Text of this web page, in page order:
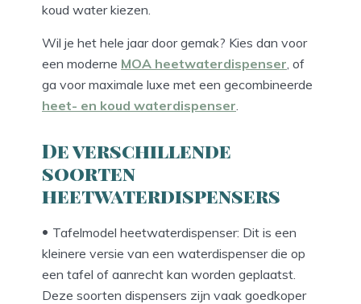
koud water kiezen.
Wil je het hele jaar door gemak? Kies dan voor
een moderne MOA heetwaterdispenser, of
ga voor maximale luxe met een gecombineerde
heet- en koud waterdispenser.
De verschillende
soorten
heetwaterdispensers
Tafelmodel heetwaterdispenser: Dit is een
kleinere versie van een waterdispenser die op
een tafel of aanrecht kan worden geplaatst.
Deze soorten dispensers zijn vaak goedkoper